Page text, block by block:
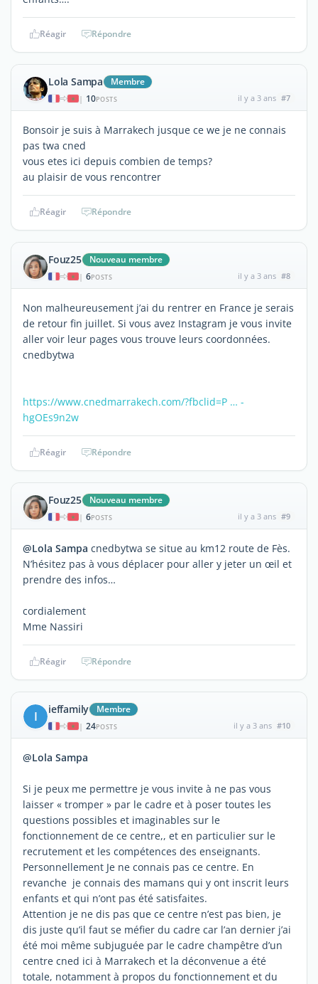
Réagir Répondre
Lola Sampa Membre
| 10POSTS il y a 3 ans #7
Bonsoir je suis à Marrakech jusque ce we je ne connais
pas twa cned
vous etes ici depuis combien de temps?
au plaisir de vous rencontrer
Réagir Répondre
Fouz25 Nouveau membre
| 6POSTS il y a 3 ans #8
Non malheureusement j’ai du rentrer en France je serais
de retour fin juillet. Si vous avez Instagram je vous invite
aller voir leur pages vous trouve leurs coordonnées.
cnedbytwa
https://www.cnedmarrakech.com/?fbclid=P … -
hgOEs9n2w
Réagir Répondre
Fouz25 Nouveau membre
| 6POSTS il y a 3 ans #9
@Lola Sampa cnedbytwa se situe au km12 route de Fès.
N’hésitez pas à vous déplacer pour aller y jeter un œil et
prendre des infos…
cordialement
Mme Nassiri
Réagir Répondre
I ieffamily Membre
| 24POSTS il y a 3 ans #10
@Lola Sampa
Si je peux me permettre je vous invite à ne pas vous
laisser « tromper » par le cadre et à poser toutes les
questions possibles et imaginables sur le
fonctionnement de ce centre,, et en particulier sur le
recrutement et les compétences des enseignants.
Personnellement Je ne connais pas ce centre. En
revanche je connais des mamans qui y ont inscrit leurs
enfants et qui n’ont pas été satisfaites.
Attention je ne dis pas que ce centre n’est pas bien, je
dis juste qu’il faut se méfier du cadre car l’an dernier j’ai
été moi même subjuguée par le cadre champêtre d’un
centre cned ici à Marrakech et la déconvenue a été
totale, notamment à propos du fonctionnement et du